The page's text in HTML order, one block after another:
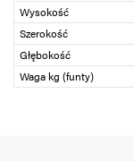
Wysokość
Szerokość
Głębokość
Waga kg (funty)